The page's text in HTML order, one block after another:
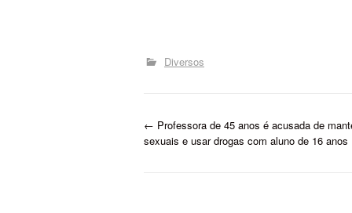
Diversos
P
← Professora de 45 anos é acusada de
sexuais e usar drogas com aluno de 16 anos